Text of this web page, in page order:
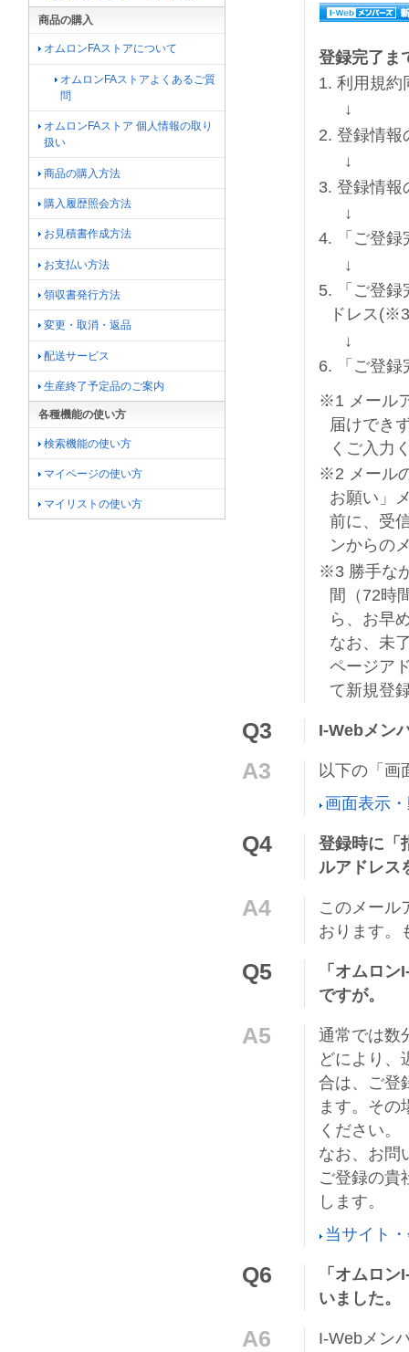
商品の購入
オムロンFAストアについて
オムロンFAストアよくあるご質
問
オムロンFAストア 個人情報の取り
扱い
商品の購入方法
購入履歴照会方法
お見積書作成方法
お支払い方法
領収書発行方法
変更・取消・返品
配送サービス
生産終了予定品のご案内
各種機能の使い方
検索機能の使い方
マイページの使い方
マイリストの使い方
登録完了ま
1. 利用規約
↓
2. 登録情
↓
3. 登録情報
↓
4. 「ご登録
↓
5. 「ご登録
ドレス
↓
6. 「ご登録
※1 メール
届けでき
くご入力
※2 メール
お願い」
前に、受
ンからの
※3 勝手な
間（72時
ら、お早
なお、未
ページア
て新規登
Q3 I-Webメン
A3
以下の「画
画面表示
Q4
登録時に「
ルアドレス
A4
このメール
おります。
Q5
「オムロ
ですが。
A5
通常では数
どにより、
合は、ご登
ます。その
ください。
なお、お問
ご登録の貴
します。
当サイト
Q6
「オムロ
いました。
A6
I-Webメン